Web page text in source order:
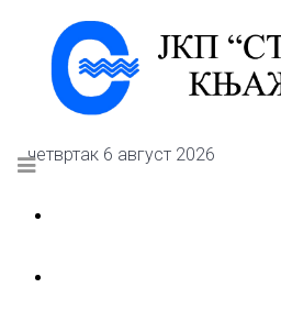
четвртак 6 август 2026